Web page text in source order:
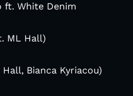
ft. White Denim
ML Hall)
Bianca Kyriacou)